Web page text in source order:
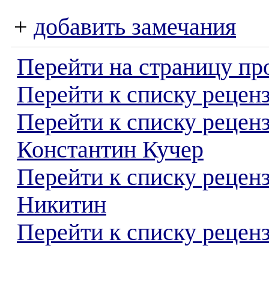
+ добавить замечания
Перейти на страницу
Перейти к списку
Перейти к списку
Константин Кучер
Перейти к списку
Никитин
Перейти к списку